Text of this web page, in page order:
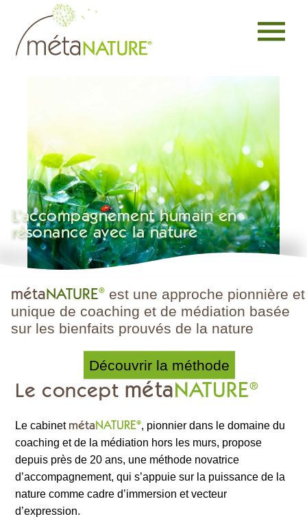
Contact
Accueil
La méthode Métanature®
Concepts et dispositifs sur mesure
Blog
L’accompagnement humain en
résonance avec la nature
métaNATURE® est une approche pionnière et
unique de coaching et de médiation basée
sur les bienfaits prouvés de la nature
Découvrir la méthode
Le concept métaNATURE®
Le cabinet métaNATURE®, pionnier dans le domaine du
coaching et de la médiation hors les murs, propose
depuis près de 20 ans, une méthode novatrice
d’accompagnement, qui s’appuie sur la puissance de la
nature comme cadre d’immersion et vecteur
d’expression.